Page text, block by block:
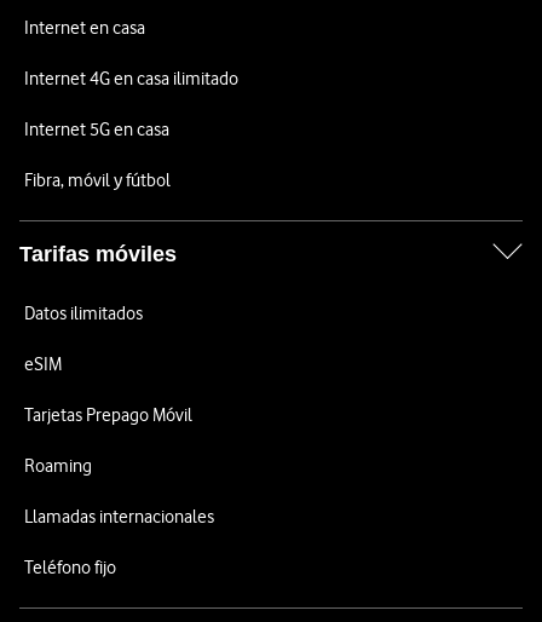
Internet en casa
Internet 4G en casa ilimitado
Internet 5G en casa
Fibra, móvil y fútbol
Tarifas móviles
Datos ilimitados
eSIM
Tarjetas Prepago Móvil
Roaming
Llamadas internacionales
Teléfono fijo